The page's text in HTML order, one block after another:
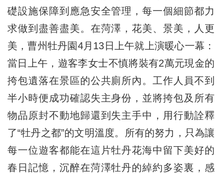
礎設施保障到應急安全管理，每一個細節都力
求做到盡善盡美。在菏澤，花美、景美，人更
美，曹州牡丹園4月13日上午就上演暖心一幕：
當日上午，遊客李女士不慎將裝有2萬元現金的
挎包遺落在景區的公共廁所內。工作人員不到
半小時便成功確認失主身份，並將挎包及所有
物品原封不動地歸還到失主手中，用行動詮釋
了“牡丹之都”的文明溫度。所有的努力，只為讓
每一位遊客都能在這片牡丹花海中留下美好的
春日記憶，沉醉在菏澤牡丹的綽約多姿裏，感